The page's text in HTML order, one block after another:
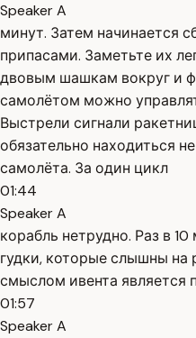
Speaker A
минут. Затем начинается
припасами. Заметьте их
двовым шашкам вокруг и
самолётом можно
Выстрели сигнали
обязательно находиться
самолёта. За один цикл
01:44
Speaker A
корабль нетрудно. Раз в
гудки, которые слышны на
смыслом ивента является
01:57
Speaker A